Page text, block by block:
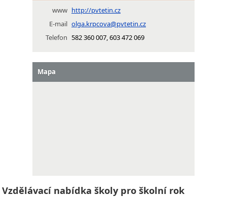
www http://pvtetin.cz
E-mail olga.krpcova@pvtetin.cz
Telefon 582 360 007, 603 472 069
Mapa
Vzdělávací nabídka školy pro školní rok